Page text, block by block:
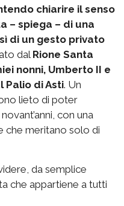
chiarire il senso
– spiega – di una
di un gesto privato
dal Rione Santa
nonni, Umberto II e
Palio di Asti. Un
lieto di poter
con una
che meritano solo di
da semplice
che appartiene a tutti